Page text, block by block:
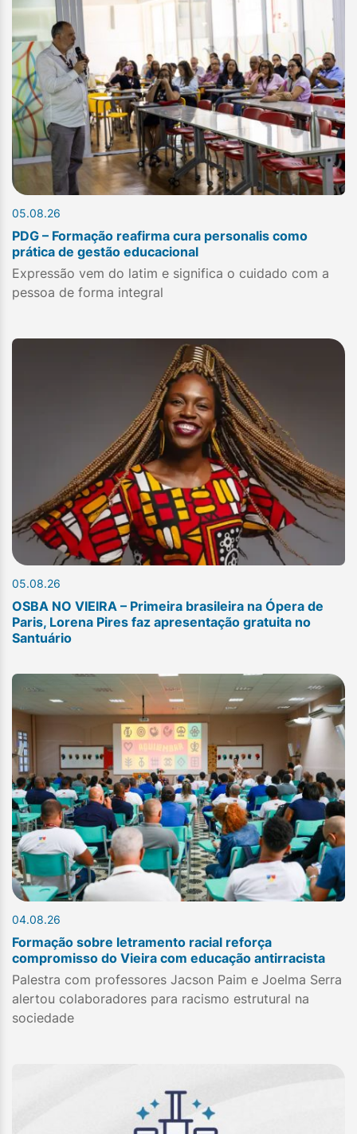
05.08.26
PDG – Formação reafirma cura personalis como
prática de gestão educacional
Expressão vem do latim e significa o cuidado com a
pessoa de forma integral
05.08.26
OSBA NO VIEIRA – Primeira brasileira na Ópera de
Paris, Lorena Pires faz apresentação gratuita no
Santuário
04.08.26
Formação sobre letramento racial reforça
compromisso do Vieira com educação antirracista
Palestra com professores Jacson Paim e Joelma Serra
alertou colaboradores para racismo estrutural na
sociedade